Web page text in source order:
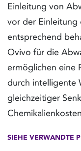
Einleitung von
vor der Einleitung
entsprechend
Ovivo für die
ermöglichen eine
durch intelligente
gleichzeitiger
SIEHE VERWANDTE